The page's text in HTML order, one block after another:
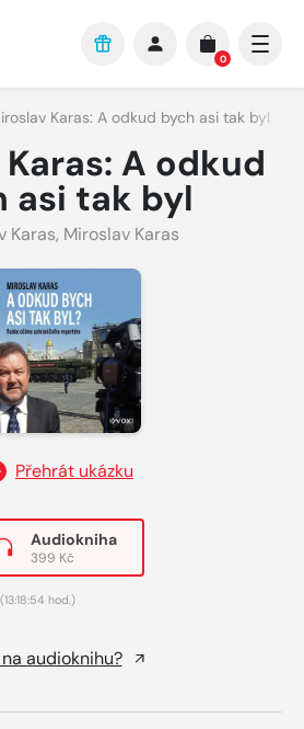
0
Karas: A odkud bych asi tak byl
A odkud
asi tak byl
Karas, Miroslav Karas
Přehrát ukázku
Audiokniha
399 Kč
(13:18:54 hod.)
audioknihu?